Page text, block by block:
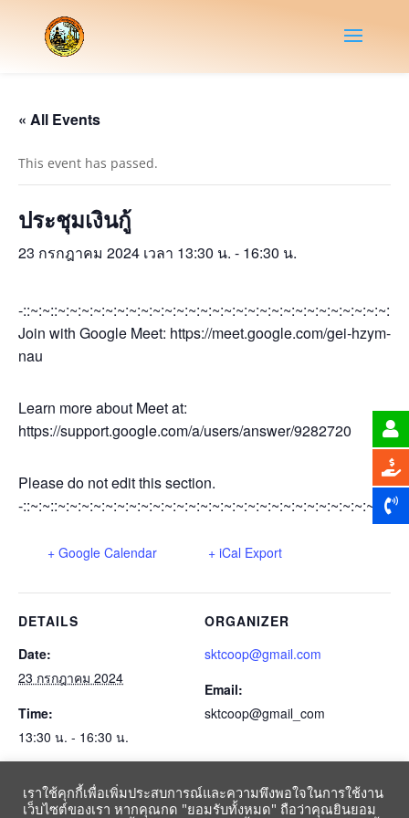
« All Events
This event has passed.
ประชุมเงินกู้
23 กรกฎาคม 2024 เวลา 13:30 น. - 16:30 น.
-
Join with Google Meet: https://meet.google.com/gei-hzym-
nau
Learn more about Meet at:
https://support.google.com/a/users/answer/9282720
Please do not edit this section.
-
+ Google Calendar + iCal Export
DETAILS
Date:
23 กรกฎาคม 2024
Time:
13:30 น. - 16:30 น.
ปฏิทินสหกรณ์-gmail-2564
ORGANIZER
sktcoop@gmail.com
Email:
sktcoop@gmail_com
เราใช้คุกกี้เพื่อเพิ่มประสบการณ์และความพึงพอใจในการใช้งาน
เว็บไซต์ของเรา หากคุณกด "ยอมรับทั้งหมด" ถือว่าคุณยินยอม